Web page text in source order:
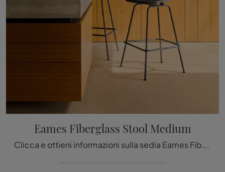
Eames Fiberglass Stool Medium
Clicca e ottieni informazioni sulla sedia Eames Fiberglass Stool Medium di Vitra in plastica: le più belle Sedie sgabelli moderne ti aspettano.